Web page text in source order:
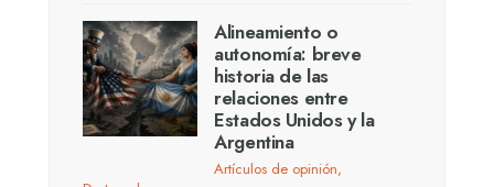
Alineamiento o
autonomía: breve
historia de las
relaciones entre
Estados Unidos y la
Argentina
Artículos de opinión,